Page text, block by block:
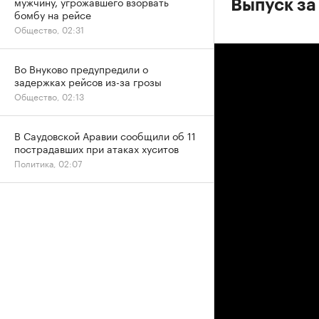
Выпуск
бомбу на рейсе
Общество, 02:31
Во Внуково предупредили о
задержках рейсов из-за грозы
Общество, 02:13
В Саудовской Аравии сообщили об 11
пострадавших при атаках хуситов
Политика, 02:07